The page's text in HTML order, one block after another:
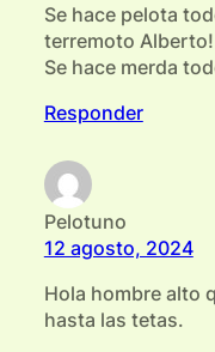
Se hace pelota
terremoto Alberto!
Se hace merda
Responder
Pelotuno
12 agosto, 2024
Hola hombre alto
hasta las tetas.